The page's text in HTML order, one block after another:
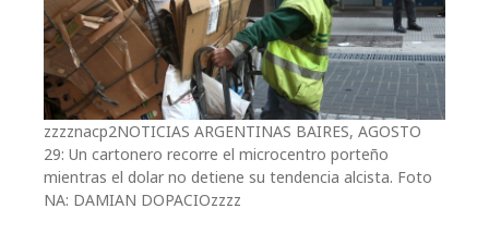
zzzznacp2NOTICIAS ARGENTINAS BAIRES, AGOSTO
29: Un cartonero recorre el microcentro porteño
mientras el dolar no detiene su tendencia alcista. Foto
NA: DAMIAN DOPACIOzzzz